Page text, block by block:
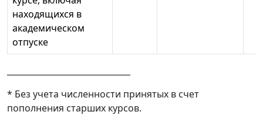
находящихся в
академическом
отпуске
* Без учета численности принятых в счет
пополнения старших курсов.